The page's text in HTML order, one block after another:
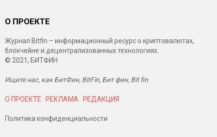
О ПРОЕКТЕ
Журнал Bitfin – информационный ресурс о криптовалютах,
блокчейне и децентрализованных технологиях.
© 2021, БИТФИН
Ищите нас, как БитФин, BitFin, Бит фин, Bit fin
О ПРОЕКТЕ РЕКЛАМА РЕДАКЦИЯ
Политика конфиденциальности